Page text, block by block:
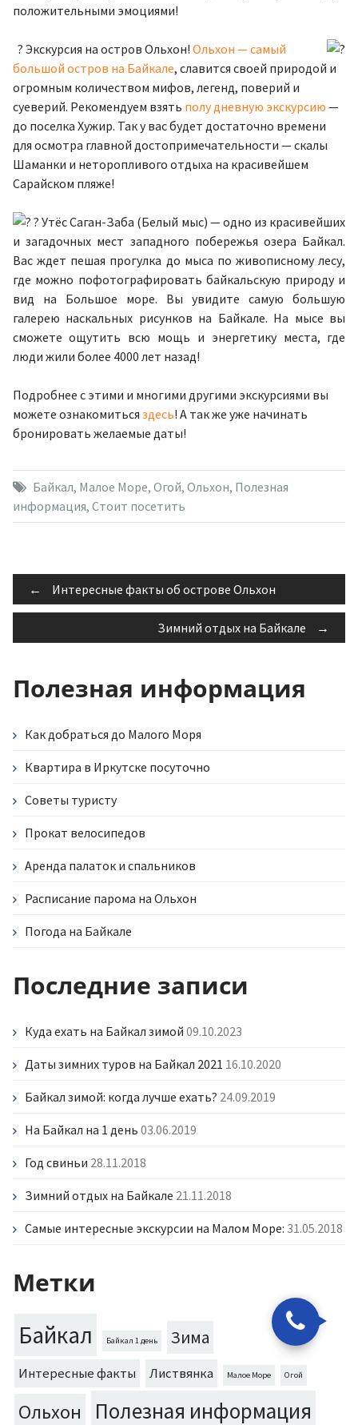
положительными эмоциями!
? Экскурсия на остров Ольхон! Ольхон — самый
большой остров на Байкале, славится своей природой и
огромным количеством мифов, легенд, поверий и
суеверий. Рекомендуем взять полу дневную экскурсию —
до поселка Хужир. Так у вас будет достаточно времени
для осмотра главной достопримечательности — скалы
Шаманки и неторопливого отдыха на красивейшем
Сарайском пляже!
? Утёс Саган-Заба (Белый мыс) — одно из красивейших
и загадочных мест западного побережья озера Байкал.
Вас ждет пешая прогулка до мыса по живописному лесу,
где можно пофотографировать байкальскую природу и
вид на Большое море. Вы увидите самую большую
галерею наскальных рисунков на Байкале. На мысе вы
сможете ощутить всю мощь и энергетику места, где
люди жили более 4000 лет назад!
Подробнее с этими и многими другими экскурсиями вы
можете ознакомиться здесь! А так же уже начинать
бронировать желаемые даты!
Байкал, Малое Море, Огой, Ольхон, Полезная
информация, Стоит посетить
Навигация
по
записям
← Интересные факты об острове Ольхон
Зимний отдых на Байкале →
Полезная информация
Как добраться до Малого Моря
Квартира в Иркутске посуточно
Советы туристу
Прокат велосипедов
Аренда палаток и спальников
Расписание парома на Ольхон
Погода на Байкале
Последние записи
Куда ехать на Байкал зимой 09.10.2023
Даты зимних туров на Байкал 2021 16.10.2020
Байкал зимой: когда лучше ехать? 24.09.2019
На Байкал на 1 день 03.06.2019
Год свиньи 28.11.2018
Зимний отдых на Байкале 21.11.2018
Самые интересные экскурсии на Малом Море: 31.05.2018
Метки
Байкал Байкал 1 день Зима
Интересные факты Листвянка Малое Море Огой
Ольхон Полезная информация